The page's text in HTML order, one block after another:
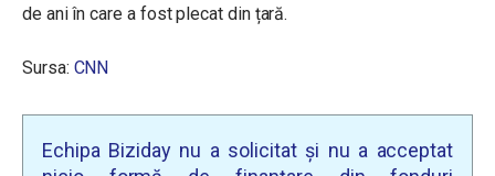
de ani în care a fost plecat din țară.
Sursa: CNN
Echipa Biziday nu a solicitat și nu a acceptat